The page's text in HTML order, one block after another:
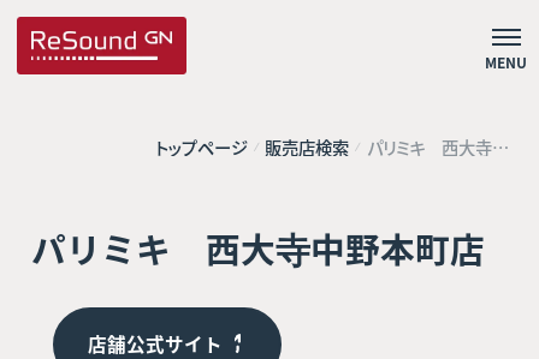
MENU
トップページ 販売店検索 パリミキ 西大寺中
野本町店
パリミキ 西大寺中野本町店
店舗公式サイト